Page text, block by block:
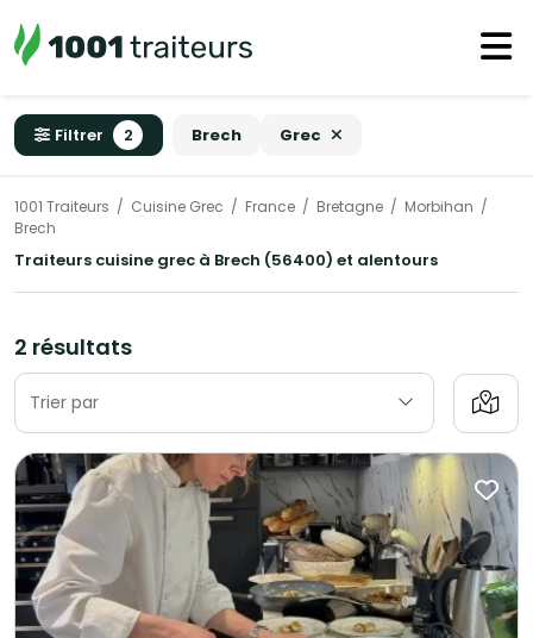
Filtrer 2 Brech Grec
1001 Traiteurs Cuisine Grec France Bretagne
Morbihan
Brech
Traiteurs cuisine grec à Brech (56400) et alentours
2 résultats
Trier par